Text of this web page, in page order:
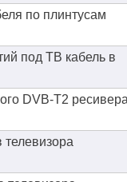
по плинтусам
под ТВ кабель в
DVB-T2 ресивера
телевизора